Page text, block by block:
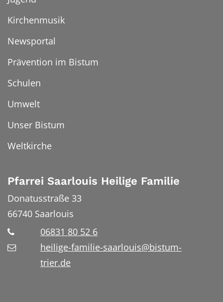
Kirchenmusik
Newsportal
Prävention im Bistum
Schulen
Umwelt
Unser Bistum
Weltkirche
Pfarrei Saarlouis Heilige Familie
Donatusstraße 33
66740 Saarlouis
06831 80 52 6
heilige-familie-saarlouis@bistum-
trier.de